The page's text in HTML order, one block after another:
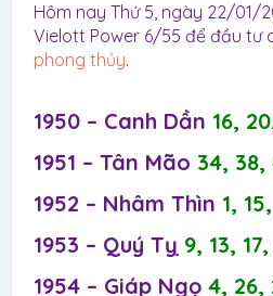
Hôm nay Thứ 5, ngày 22/01/
Vielott Power 6/55 để đầu tư
phong thủy.
1950 – Canh Dần 16,
1951 – Tân Mão 34, 38,
1952 – Nhâm Thìn 1,
1953 – Quý Tỵ 9, 13,
1954 – Giáp Ngọ 4, 26,